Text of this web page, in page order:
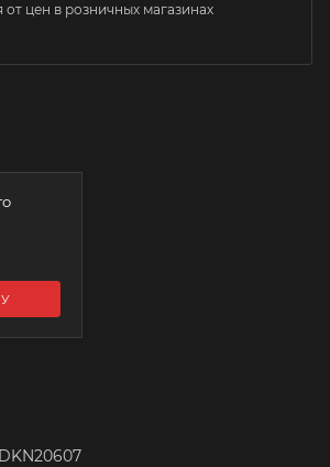
от цен в розничных магазинах